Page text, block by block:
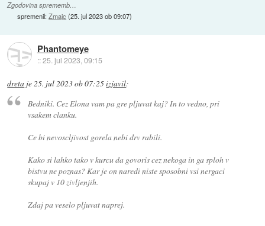
Zgodovina sprememb…
spremenil:Zmajc (25. jul 2023 ob 09:07)
Phantomeye
::25. jul 2023, 09:15
dreta je25. jul 2023 ob 07:25izjavil:
Bedniki. Cez Elona vam pa gre pljuvat kaj? In to vedno, pri
vsakem clanku.
Ce bi nevoscljivost gorela nebi drv rabili.
Kako si lahko tako v kurcu da govoris cez nekoga in ga sploh v
bistvu ne poznas? Kar je on naredi niste sposobni vsi nergaci
skupaj v 10 zivljenjih.
Zdaj pa veselo pljuvat naprej.